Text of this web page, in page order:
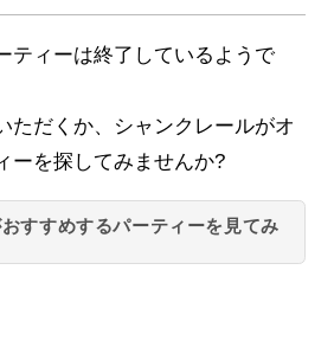
ティーは終了しているようで
ただくか、シャンクレールがオ
ーを探してみませんか?
すすめするパーティーを見てみ